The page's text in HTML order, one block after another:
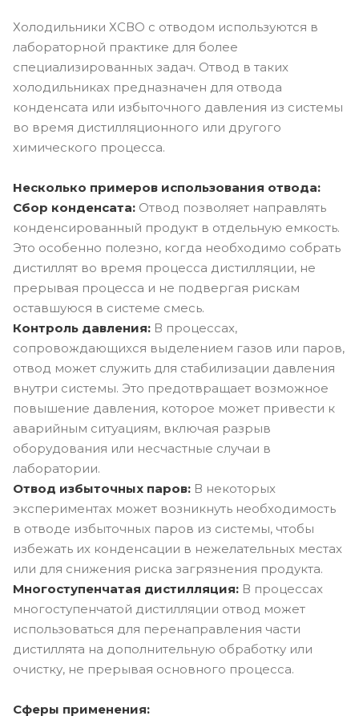
Холодильники ХСВО с отводом используются в
лабораторной практике для более
специализированных задач. Отвод в таких
холодильниках предназначен для отвода
конденсата или избыточного давления из системы
во время дистилляционного или другого
химического процесса.
Несколько примеров использования отвода:
Сбор конденсата: Отвод позволяет направлять
конденсированный продукт в отдельную емкость.
Это особенно полезно, когда необходимо собрать
дистиллят во время процесса дистилляции, не
прерывая процесса и не подвергая рискам
оставшуюся в системе смесь.
Контроль давления: В процессах,
сопровождающихся выделением газов или паров,
отвод может служить для стабилизации давления
внутри системы. Это предотвращает возможное
повышение давления, которое может привести к
аварийным ситуациям, включая разрыв
оборудования или несчастные случаи в
лаборатории.
Отвод избыточных паров: В некоторых
экспериментах может возникнуть необходимость
в отводе избыточных паров из системы, чтобы
избежать их конденсации в нежелательных местах
или для снижения риска загрязнения продукта.
Многоступенчатая дистилляция: В процессах
многоступенчатой дистилляции отвод может
использоваться для перенаправления части
дистиллята на дополнительную обработку или
очистку, не прерывая основного процесса.
Сферы применения: